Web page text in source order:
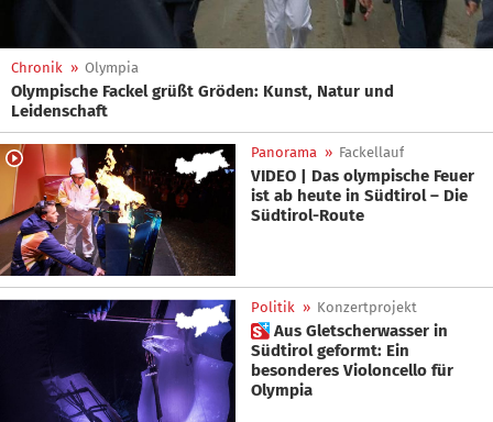
Chronik » Olympia
Olympische Fackel grüßt Gröden: Kunst, Natur und
Leidenschaft
Panorama » Fackellauf
VIDEO | Das olympische Feuer
ist ab heute in Südtirol – Die
Südtirol-Route
Politik » Konzertprojekt
 Aus Gletscherwasser in
Südtirol geformt: Ein
besonderes Violoncello für
Olympia